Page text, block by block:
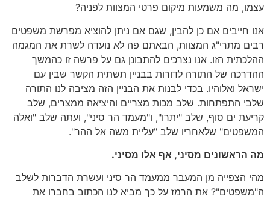
עצמו, מה משמעות מיקום פרטי המצוות לפניה?
אנו חייבים אם כן להבין, שגם אם ניתן להוציא מפרשת משפטים
רבים מתרי"ג המצוות, הבאתם פה לא נועדה לשרת את המגמה
ההלכתית הזו. אנו נצרכים להתבונן גם על פרשה זו כהמשך
ההדרכה של התורה לדורות בבניין תשתית הקשר שבין עם
ישראל ואלוהיו. בכדי לבנות את הבניין הזה מציבה לנו התורה
שלבי התפתחות. שלב מכות מצריים והיציאה ממצרים, שלב
קריעת ים סוף, שלב "יתרו", ו"מעמד הר סיני", ועתה שלב "ואלה
המשפטים" שלאחריו שלב "עליית משה אל ההר".
מה הראשונים מסיני, אף אלו מסיני.
מהי הצפייה מן המעבר ממעמד הר סיני ועשרת הדברות לשלב
ה"משפטים"? את הרמז על כך מביא לנו הכתוב בחברו את